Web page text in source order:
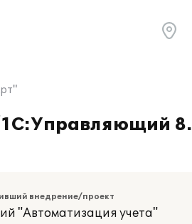
8.
внедрение/проект
"Автоматизация учета"